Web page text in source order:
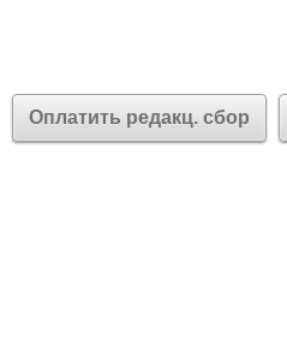
Оплатить редакц. сбор